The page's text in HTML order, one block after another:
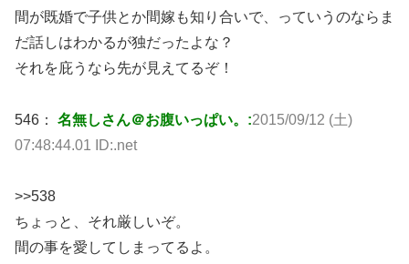
間が既婚で子供とか間嫁も知り合いで、っていうのならま
だ話しはわかるが独だったよな？
それを庇うなら先が見えてるぞ！
546： 名無しさん＠お腹いっぱい。:2015/09/12 (土)
07:48:44.01 ID:.net
>>538
ちょっと、それ厳しいぞ。
間の事を愛してしまってるよ。